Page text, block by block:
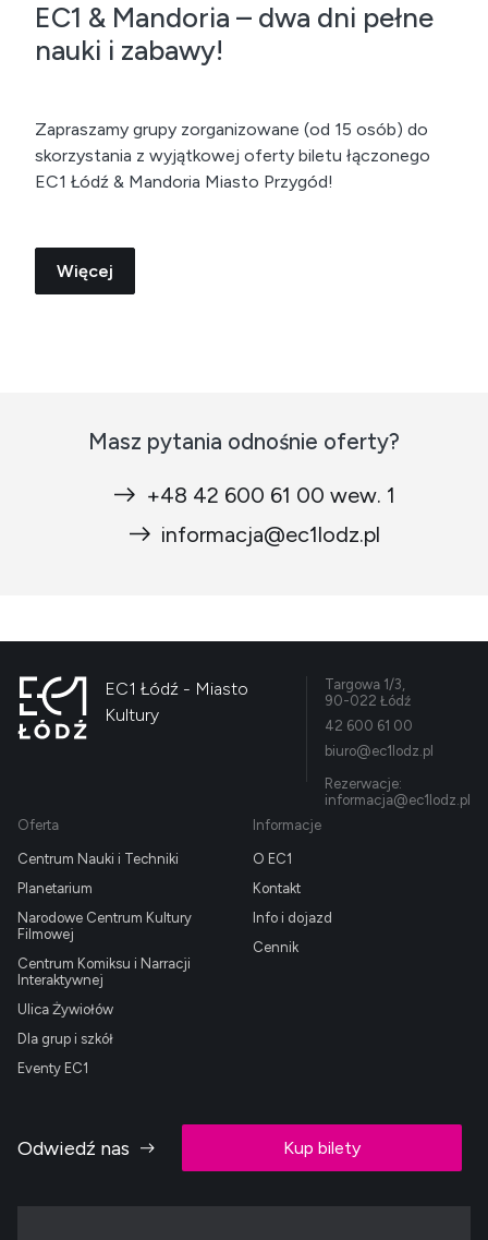
EC1 & Mandoria – dwa dni pełne
nauki i zabawy!
Zapraszamy grupy zorganizowane (od 15 osób) do
skorzystania z wyjątkowej oferty biletu łączonego
EC1 Łódź & Mandoria Miasto Przygód!
Więcej
Masz pytania odnośnie oferty?
+48 42 600 61 00 wew. 1
informacja@ec1lodz.pl
EC1 Łódź - Miasto
Kultury
Targowa 1/3,
90-022 Łódź
42 600 61 00
biuro@ec1lodz.pl
Rezerwacje:
informacja@ec1lodz.pl
Oferta
Centrum Nauki i Techniki
Planetarium
Narodowe Centrum Kultury
Filmowej
Centrum Komiksu i Narracji
Interaktywnej
Ulica Żywiołów
Dla grup i szkół
Eventy EC1
Informacje
O EC1
Kontakt
Info i dojazd
Cennik
Odwiedź nas Kup bilety